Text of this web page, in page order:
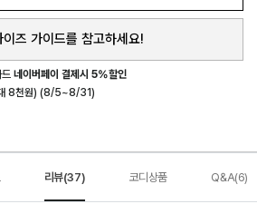
이즈 가이드를 참고하세요!
드네이버페이 결제시 5%할인
8천원) (8/5~8/31)
리뷰(37) 코디상품 Q&A(6)